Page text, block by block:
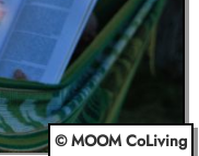
© MOOM CoLiving